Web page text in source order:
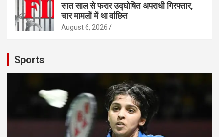
सात साल से फरार उद्घोषित अपराधी गिरफ्तार,
चार मामलों में था वांछित
August 6, 2026
Sports